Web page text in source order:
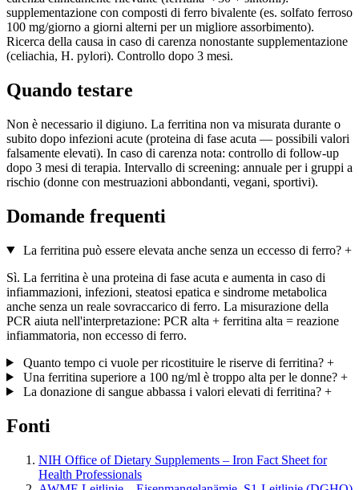
supplementazione con composti di ferro bivalente (es. solfato ferroso
100 mg/giorno a giorni alterni per un migliore assorbimento).
Ricerca della causa in caso di carenza nonostante supplementazione
(celiachia, H. pylori). Controllo dopo 3 mesi.
Quando testare
Non è necessario il digiuno. La ferritina non va misurata durante o
subito dopo infezioni acute (proteina di fase acuta — possibili valori
falsamente elevati). In caso di carenza nota: controllo di follow-up
dopo 3 mesi di terapia. Intervallo di screening: annuale per i gruppi a
rischio (donne con mestruazioni abbondanti, vegani, sportivi).
Domande frequenti
La ferritina può essere elevata anche senza un eccesso di ferro? +
Sì. La ferritina è una proteina di fase acuta e aumenta in caso di
infiammazioni, infezioni, steatosi epatica e sindrome metabolica
anche senza un reale sovraccarico di ferro. La misurazione della
PCR aiuta nell'interpretazione: PCR alta + ferritina alta = reazione
infiammatoria, non eccesso di ferro.
Quanto tempo ci vuole per ricostituire le riserve di ferritina? +
Una ferritina superiore a 100 ng/ml è troppo alta per le donne? +
La donazione di sangue abbassa i valori elevati di ferritina? +
Fonti
NIH Office of Dietary Supplements – Iron Fact Sheet for
Health Professionals